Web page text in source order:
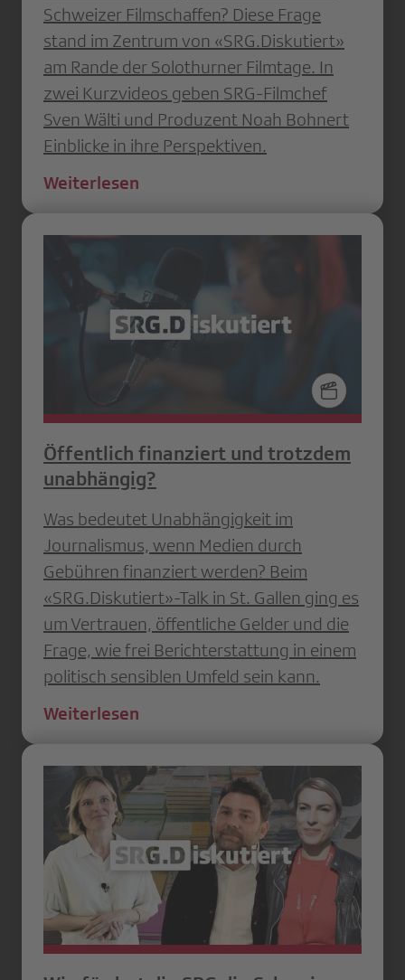
Schweizer Filmschaffen? Diese Frage
stand im Zentrum von «SRG.Diskutiert»
am Rande der Solothurner Filmtage. In
zwei Kurzvideos geben SRG-Filmchef
Sven Wälti und Produzent Noah Bohnert
Einblicke in ihre Perspektiven.
Weiterlesen
Öffentlich finanziert und trotzdem
unabhängig?
Was bedeutet Unabhängigkeit im
Journalismus, wenn Medien durch
Gebühren finanziert werden? Beim
«SRG.Diskutiert»-Talk in St. Gallen ging es
um Vertrauen, öffentliche Gelder und die
Frage, wie frei Berichterstattung in einem
politisch sensiblen Umfeld sein kann.
Weiterlesen